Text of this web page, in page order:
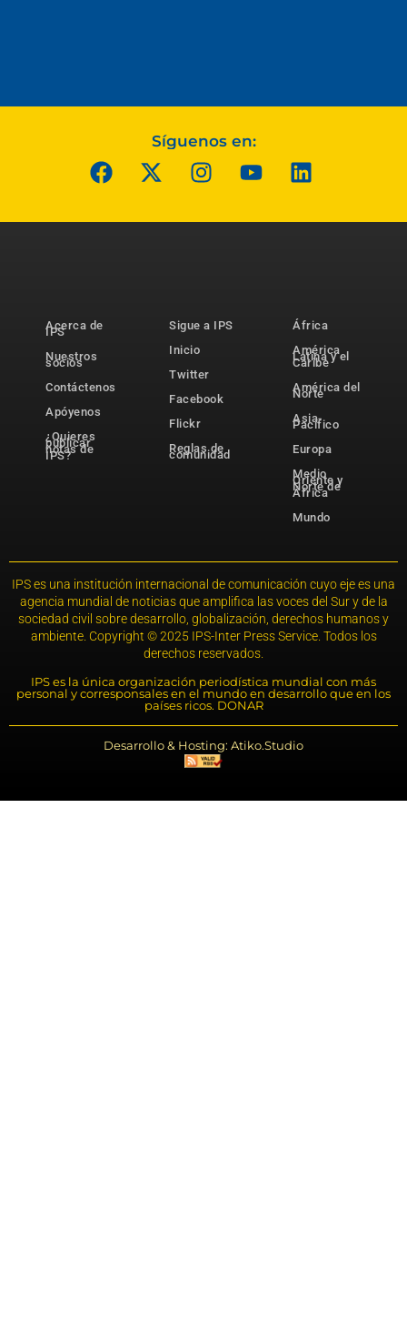
Síguenos en:
Acerca de
IPS
Nuestros
socios
Contáctenos
Apóyenos
¿Quieres
publicar
notas de
IPS?
Sigue a IPS
Inicio
Twitter
Facebook
Flickr
Reglas de
comunidad
África
América
Latina y el
Caribe
América del
Norte
Asia-
Pacífico
Europa
Medio
Oriente y
Norte de
África
Mundo
IPS es una institución internacional de comunicación cuyo eje es una
agencia mundial de noticias que amplifica las voces del Sur y de la
sociedad civil sobre desarrollo, globalización, derechos humanos y
ambiente. Copyright © 2025 IPS-Inter Press Service. Todos los
derechos reservados.
IPS es la única organización periodística mundial con más
personal y corresponsales en el mundo en desarrollo que en los
países ricos. DONAR
Desarrollo & Hosting: Atiko.Studio